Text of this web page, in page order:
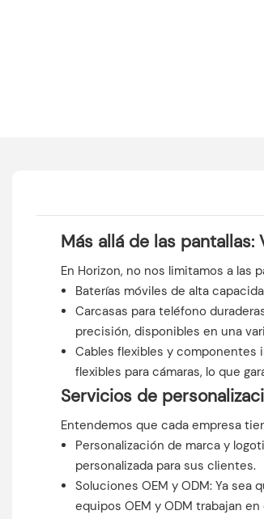
Más allá de las
En Horizon, no nos limitamos a las
Baterías móviles de alta
Carcasas para teléfono
precisión, disponibles en una
Cables flexibles y componentes
flexibles para cámaras, lo que
Servicios de
Entendemos que cada empresa
Personalización de marca y
personalizada para sus clientes.
Soluciones OEM y ODM: Ya
equipos OEM y ODM trabajan